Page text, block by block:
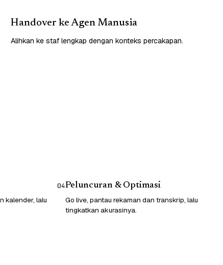
Handover ke Agen Manusia
Alihkan ke staf lengkap dengan konteks percakapan.
kalender, lalu
04Peluncuran & Optimasi
Go live, pantau rekaman dan transkrip, lalu
tingkatkan akurasinya.